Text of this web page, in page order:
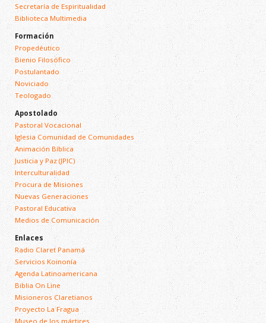
Secretaría de Espiritualidad
Biblioteca Multimedia
Formación
Propedéutico
Bienio Filosófico
Postulantado
Noviciado
Teologado
Apostolado
Pastoral Vocacional
Iglesia Comunidad de Comunidades
Animación Bíblica
Justicia y Paz (JPIC)
Interculturalidad
Procura de Misiones
Nuevas Generaciones
Pastoral Educativa
Medios de Comunicación
Enlaces
Radio Claret Panamá
Servicios Koinonía
Agenda Latinoamericana
Biblia On Line
Misioneros Claretianos
Proyecto La Fragua
Museo de los mártires